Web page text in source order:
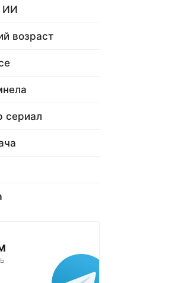
ИИ
возраст
сериал